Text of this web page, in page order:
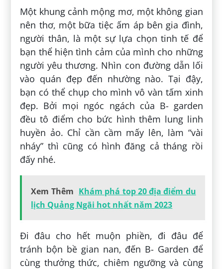
Một khung cảnh mộng mơ, một không gian
nên thơ, một bữa tiệc ấm áp bên gia đình,
người thân, là một sự lựa chọn tinh tế để
bạn thể hiện tình cảm của mình cho những
người yêu thương. Nhìn con đường dẫn lối
vào quán đẹp đến nhường nào. Tại đậy,
bạn có thể chụp cho mình vô vàn tấm xinh
đẹp. Bởi mọi ngóc ngách của B- garden
đều tô điểm cho bức hình thêm lung linh
huyền ảo. Chỉ cần cầm mấy lên, làm “vài
nháy” thì cũng có hình đăng cả tháng rồi
đấy nhé.
Xem Thêm Khám phá top 20 địa điểm du
lịch Quảng Ngãi hot nhất năm 2023
Đi đâu cho hết muộn phiền, đi đâu để
tránh bộn bề gian nan, đến B- Garden để
cùng thưởng thức, chiêm ngưỡng và cùng